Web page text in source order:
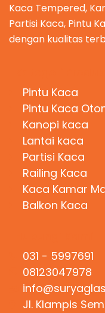
Kaca Tempered,
Partisi Kaca, Pintu
dengan kualitas
Pintu Kaca
Pintu Kaca
Kanopi kaca
Lantai kaca
Partisi Kaca
Railing Kaca
Kaca Kamar
Balkon Kaca
031 - 5997691
08123047978
Jl. Klampis